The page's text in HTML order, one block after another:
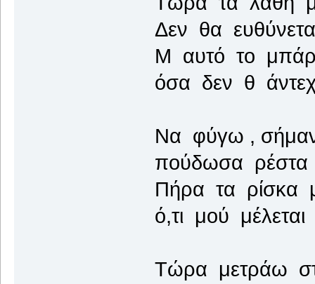
Δεν θα
Μ αυτό το
όσα δεν θ
Να φύγω ,
πούδωσα ρέστα
Πήρα τα ρίσκα
ό,τι μού
Τώρα μετράω